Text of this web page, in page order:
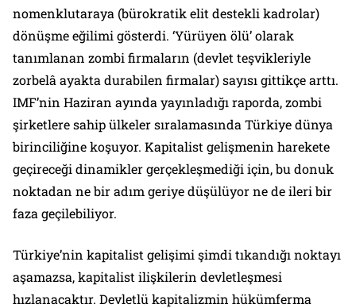
nomenklutaraya (bürokratik elit destekli kadrolar)
dönüşme eğilimi gösterdi. ‘Yürüyen ölü’ olarak
tanımlanan zombi firmaların (devlet teşvikleriyle
zorbelâ ayakta durabilen firmalar) sayısı gittikçe arttı.
IMF’nin Haziran ayında yayınladığı raporda, zombi
şirketlere sahip ülkeler sıralamasında Türkiye dünya
birinciliğine koşuyor. Kapitalist gelişmenin harekete
geçireceği dinamikler gerçekleşmediği için, bu donuk
noktadan ne bir adım geriye düşülüyor ne de ileri bir
faza geçilebiliyor.
Türkiye’nin kapitalist gelişimi şimdi tıkandığı noktayı
aşamazsa, kapitalist ilişkilerin devletleşmesi
hızlanacaktır. Devletlü kapitalizmin hükümferma